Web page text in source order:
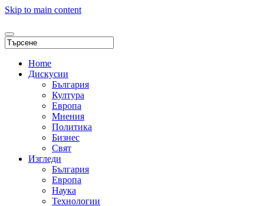
Skip to main content
Home
Дискусии
България
Култура
Европа
Мнения
Политика
Бизнес
Свят
Изгледи
България
Европа
Наука
Технологии